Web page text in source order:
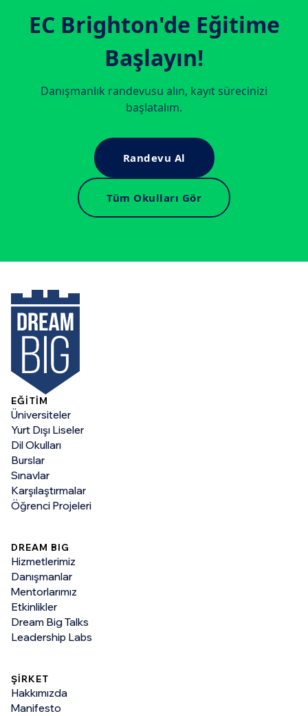
EC Brighton'de Eğitime
Başlayın!
Danışmanlık randevusu alın, kayıt sürecinizi
başlatalım.
Randevu Al
Tüm Okulları Gör
EĞİTİM
Üniversiteler
Yurt Dışı Liseler
Dil Okulları
Burslar
Sınavlar
Karşılaştırmalar
Öğrenci Projeleri
DREAM BIG
Hizmetlerimiz
Danışmanlar
Mentorlarımız
Etkinlikler
Dream Big Talks
Leadership Labs
ŞİRKET
Hakkımızda
Manifesto